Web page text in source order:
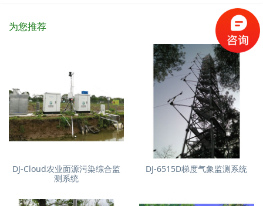
为您推荐
DJ-Cloud农业面源污染综合监
测系统
DJ-6515D梯度气象监测系统